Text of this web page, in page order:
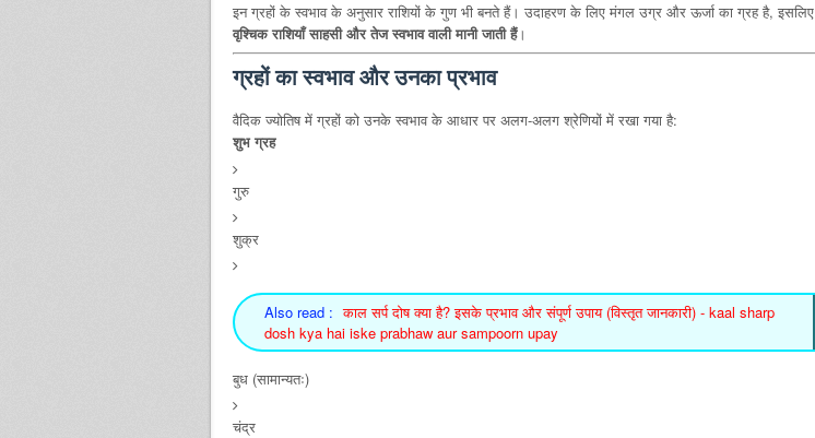
इन ग्रहों के स्वभाव के अनुसार राशियों के गुण भी बनते हैं। उदाहरण के लिए मंगल उग्र और ऊर्जा का ग्रह है, इसलिए
वृश्चिक राशियाँ साहसी और तेज स्वभाव वाली मानी जाती हैं।
ग्रहों का स्वभाव और उनका प्रभाव
वैदिक ज्योतिष में ग्रहों को उनके स्वभाव के आधार पर अलग-अलग श्रेणियों में रखा गया है:
शुभ ग्रह
गुरु
शुक्र
Also read : काल सर्प दोष क्या है? इसके प्रभाव और संपूर्ण उपाय (विस्तृत जानकारी) - kaal sharp
dosh kya hai iske prabhaw aur sampoorn upay
बुध (सामान्यतः)
चंद्र